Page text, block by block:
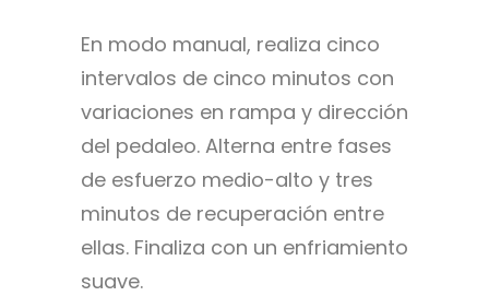
En modo manual, realiza cinco
intervalos de cinco minutos con
variaciones en rampa y dirección
del pedaleo. Alterna entre fases
de esfuerzo medio-alto y tres
minutos de recuperación entre
ellas. Finaliza con un enfriamiento
suave.